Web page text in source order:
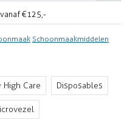
€125,-
Schoonmaakmiddelen
High Care Disposables